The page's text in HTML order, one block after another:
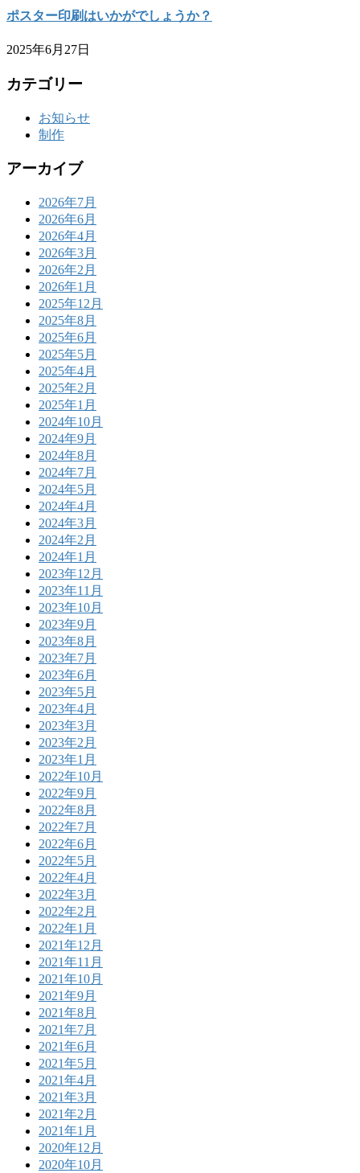
ポスター印刷はいかがでしょうか？
2025年6月27日
カテゴリー
お知らせ
制作
アーカイブ
2026年7月
2026年6月
2026年4月
2026年3月
2026年2月
2026年1月
2025年12月
2025年8月
2025年6月
2025年5月
2025年4月
2025年2月
2025年1月
2024年10月
2024年9月
2024年8月
2024年7月
2024年5月
2024年4月
2024年3月
2024年2月
2024年1月
2023年12月
2023年11月
2023年10月
2023年9月
2023年8月
2023年7月
2023年6月
2023年5月
2023年4月
2023年3月
2023年2月
2023年1月
2022年10月
2022年9月
2022年8月
2022年7月
2022年6月
2022年5月
2022年4月
2022年3月
2022年2月
2022年1月
2021年12月
2021年11月
2021年10月
2021年9月
2021年8月
2021年7月
2021年6月
2021年5月
2021年4月
2021年3月
2021年2月
2021年1月
2020年12月
2020年10月